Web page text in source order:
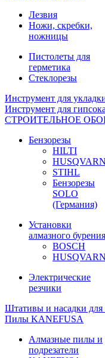
Лезвия
Ножи, скребки,
ножницы
Пистолеты для
герметика
Стеклорезы
Инструмент для
Инструмент для
СТРОИТЕЛЬНОЕ
Бензорезы
HILTI
STIHL
Бензорезы
SOLO
(Германия)
Установки
алмазного бурения
BOSCH
Электрические
резчики
Штативы и насадки
Пилы KANEFUSA
Алмазные пилы и
подрезатели